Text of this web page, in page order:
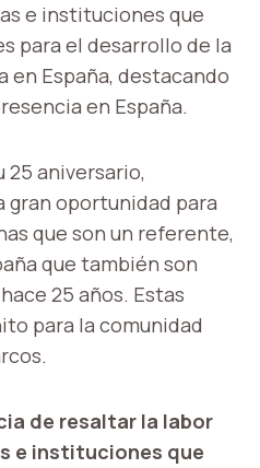
e instituciones que
para el desarrollo de la
España, destacando
en España.
25 aniversario,
gran oportunidad para
que son un referente,
que también son
25 años. Estas
para la comunidad
de resaltar la labor
e instituciones que